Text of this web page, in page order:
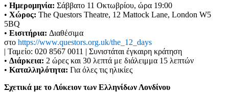
• Ημερομηνία: Σάββατο 11 Οκτωβρίου, ώρα 19:00
• Χώρος: The Questors Theatre, 12 Mattock Lane, London W5
5BQ
• Εισιτήρια: Διαθέσιμα
στο https://www.questors.org.uk/the_12_days
| Ταμείο: 020 8567 0011 | Συνιστάται έγκαιρη κράτηση
• Διάρκεια: 2 ώρες και 30 λεπτά με διάλειμμα 15 λεπτών
• Καταλληλότητα: Για όλες τις ηλικίες
Σχετικά με το Λύκειον των Ελληνίδων Λονδίνου